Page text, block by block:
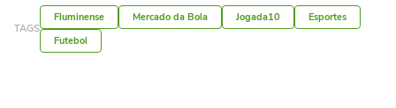
TAGS
Fluminense Mercado da Bola Jogada10
Esportes
Futebol